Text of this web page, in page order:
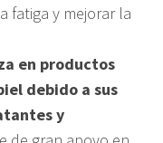
fatiga y mejorar la
en productos
debido a sus
y